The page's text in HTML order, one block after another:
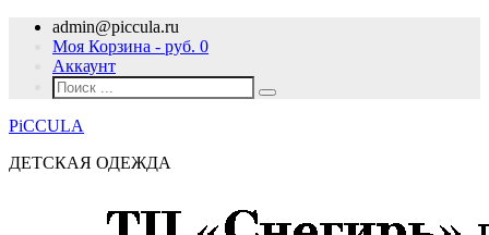
admin@piccula.ru
Моя Корзина - руб. 0
Аккаунт
PiCCULA
ДЕТСКАЯ ОДЕЖДА